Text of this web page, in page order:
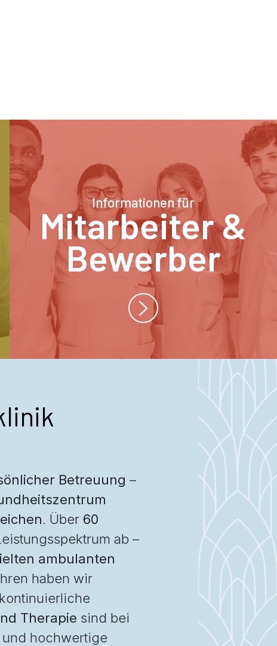
Informationen für
Mitarbeiter &
Bewerber
Betreuung –
. Über 60
ab –
ambulanten
haben wir
Therapie sind bei
und hochwertige